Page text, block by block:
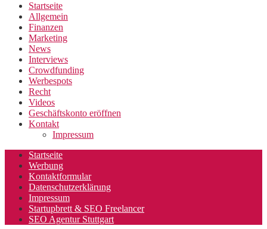
Startseite
Allgemein
Finanzen
Marketing
News
Interviews
Crowdfunding
Werbespots
Recht
Videos
Geschäftskonto eröffnen
Kontakt
Impressum
Startseite
Werbung
Kontaktformular
Datenschutzerklärung
Impressum
Startupbrett & SEO Freelancer
SEO Agentur Stuttgart